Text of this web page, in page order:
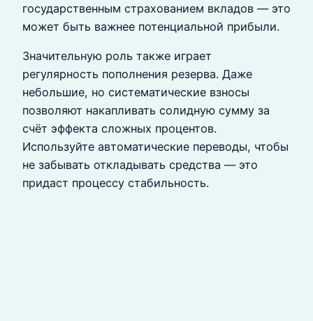
государственным страхованием вкладов — это
может быть важнее потенциальной прибыли.
Значительную роль также играет
регулярность пополнения резерва. Даже
небольшие, но систематические взносы
позволяют накапливать солидную сумму за
счёт эффекта сложных процентов.
Используйте автоматические переводы, чтобы
не забывать откладывать средства — это
придаст процессу стабильность.